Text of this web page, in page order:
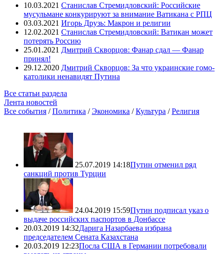
10.03.2021 Станислав Стремидловский: Российские
мусульмане конкурируют за внимание Ватикана с РПЦ
03.03.2021 Игорь Друзь: Макрон и религии
12.02.2021 Станислав Стремидловский: Ватикан может
потерять Россию
25.01.2021 Дмитрий Скворцов: Фанар сдал — Фанар
принял!
29.12.2020 Дмитрий Скворцов: За что украинские гомо-
католики ненавидят Путина
Все статьи раздела
Лента новостей
Все события /Политика /Экономика /Культура /Религия
25.07.2019 14:18Путин отменил ряд
санкций против Турции
24.04.2019 15:59Путин подписал указ о
выдаче российских паспортов в Донбассе
20.03.2019 14:32Дарига Назарбаева избрана
председателем Сената Казахстана
20.03.2019 12:23Посла США в Германии потребовали